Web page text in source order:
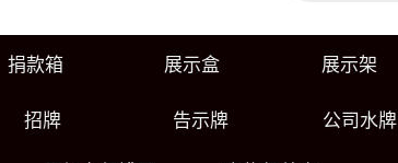
捐款箱 展示盒 展示架
招牌 告示牌 公司水牌